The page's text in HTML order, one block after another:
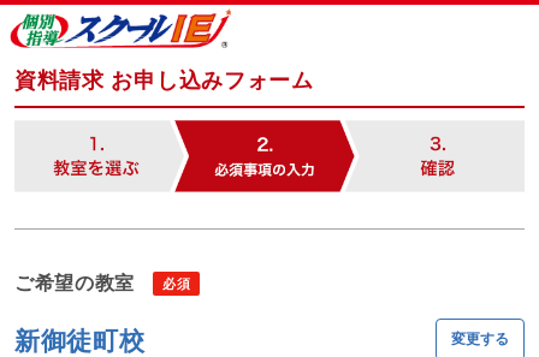
資料請求 お申し込みフォーム
ご希望の教室
新御徒町校 変更する